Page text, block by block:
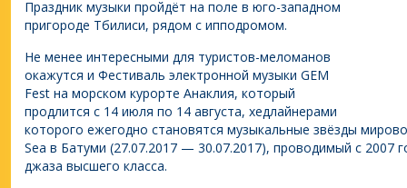
Праздник музыки пройдёт на поле в юго-западном
пригороде Тбилиси, рядом с ипподромом.
Не менее интересными для туристов-меломанов
окажутся и Фестиваль электронной музыки GEM
Fest на морском курорте Анаклия, который
продлится с 14 июля по 14 августа, хедлайнерами
которого ежегодно становятся музыкальные звёзды
Sea в Батуми (27.07.2017 — 30.07.2017), проводимый с 2007
джаза высшего класса.